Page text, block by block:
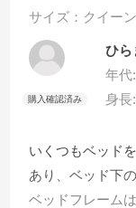
サイズ：クイーン
ひら
年代:
身長:
いくつもベッド
あり、ベッド下
ベッドフレーム